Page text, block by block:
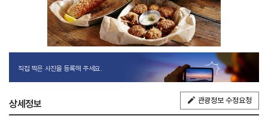
직접 찍은 사진을 등록해 주세요.
상세정보 관광정보 수정요청